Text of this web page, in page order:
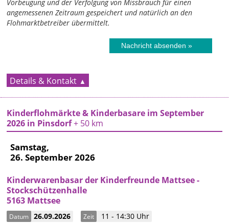
Vorbeugung und der Verfolgung von Missbrauch für einen
angemessenen Zeitraum gespeichert und natürlich an den
Flohmarktbetreiber übermittelt.
Details & Kontakt
Kinderflohmärkte & Kinderbasare im September
2026 in Pinsdorf+ 50 km
Samstag,
26. September 2026
Kinderwarenbasar der Kinderfreunde Mattsee -
Stockschützenhalle
5163 Mattsee
Datum 26.09.2026 Zeit 11 - 14:30 Uhr